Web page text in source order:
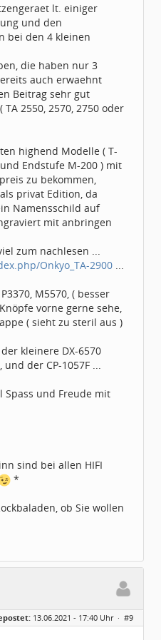
lt. einiger
und den
bei den 4 kleinen
die haben nur 3
auch erwaehnt
Beitrag sehr gut
2550, 2570, 2750 oder
highend Modelle ( T-
und Endstufe M-200 ) mit
zu bekommen,
privat Edition, da
Namensschild auf
mit anbringen
zum nachlesen ...
Onkyo_TA-2900 ...
M5570, ( besser
vorne gerne sehe,
( sieht zu steril aus )
der kleinere DX-6570
der CP-1057F ...
Spass und Freude mit
sind bei allen HIFI
*
ob Sie wollen
13.06.2021 - 17:40 Uhr · #9